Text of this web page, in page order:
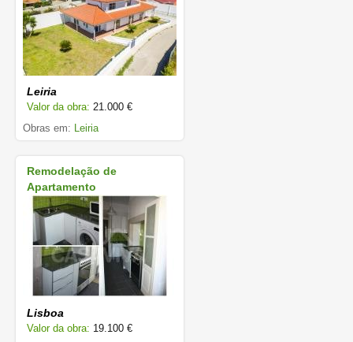
Leiria
Valor da obra: 21.000 €
Obras em: Leiria
Remodelação de
Apartamento
Lisboa
Valor da obra: 19.100 €